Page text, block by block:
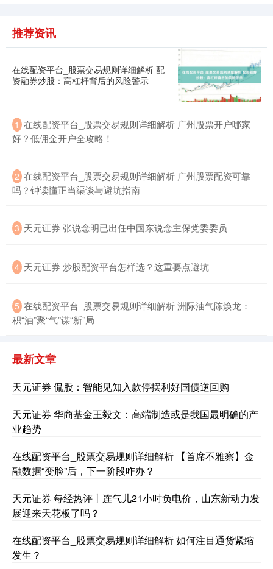
推荐资讯
在线配资平台_股票交易规则详细解析 配
资融券炒股：高杠杆背后的风险警示
1 在线配资平台_股票交易规则详细解析 广州股票开户哪家
好？低佣金开户全攻略！
2 在线配资平台_股票交易规则详细解析 广州股票配资可靠
吗？钟读懂正当渠谈与避坑指南
3 天元证券 张说念明已出任中国东说念主保党委委员
4 天元证券 炒股配资平台怎样选？这重要点避坑
5 在线配资平台_股票交易规则详细解析 洲际油气陈焕龙：
积“油”聚“气”谋“新”局
最新文章
天元证券 侃股：智能见知入款停摆利好国债逆回购
天元证券 华商基金王毅文：高端制造或是我国最明确的产
业趋势
在线配资平台_股票交易规则详细解析 【首席不雅察】金
融数据“变脸”后，下一阶段咋办？
天元证券 每经热评丨连气儿21小时负电价，山东新动力发
展迎来天花板了吗？
在线配资平台_股票交易规则详细解析 如何注目通货紧缩
发生？